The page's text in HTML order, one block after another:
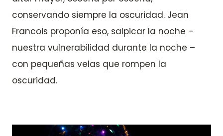
conservando siempre la oscuridad. Jean
Francois proponía eso, salpicar la noche –
nuestra vulnerabilidad durante la noche –
con pequeñas velas que rompen la
oscuridad.